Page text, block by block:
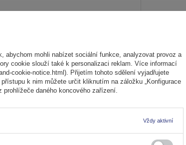
hmotnost jízdního kola:22,5 kg
nosiče jízdních kol: 45 kg
kompatibilní s elektrokoly
hliníková konstrukce
5
Již
abychom mohli nabízet sociální funkce, analyzovat provoz a
cookie slouží také k personalizaci reklam. Více informací
cookie-notice.html). Přijetím tohoto sdělení vyjadřujete
k nim můžete určit kliknutím na záložku „Konfigurace
prohlížeče daného koncového zařízení.
Vždy aktivní